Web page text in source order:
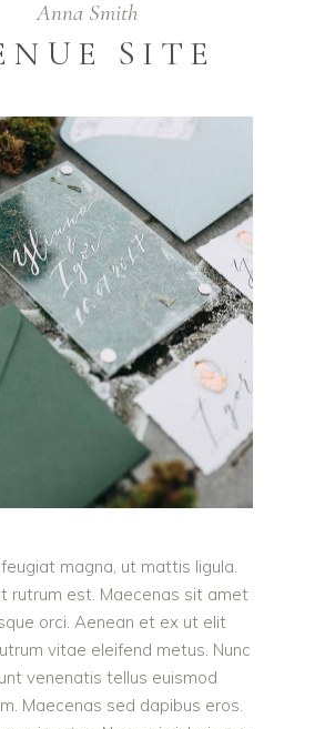
Anna Smith
SITE
magna, ut mattis ligula.
rutrum est. Maecenas sit amet
orci. Aenean et ex ut elit
vitae eleifend metus. Nunc
venenatis tellus euismod
Maecenas sed dapibus eros.